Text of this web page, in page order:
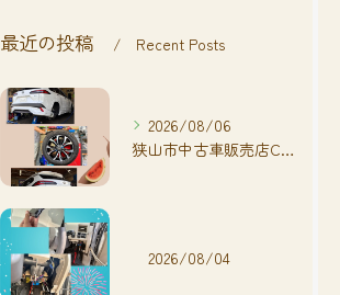
最近の投稿 Recent Posts
2026/08/06
狭山市中古車販売店CarShop FACT.🚗
2026/08/04